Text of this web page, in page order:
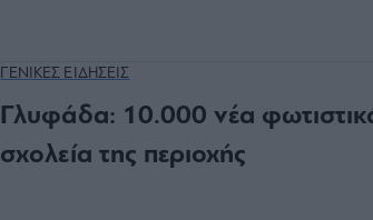
ΓΕΝΙΚΕΣ ΕΙΔΗΣΕΙΣ
Γλυφάδα: 10.000 νέα
σχολεία της περιοχής